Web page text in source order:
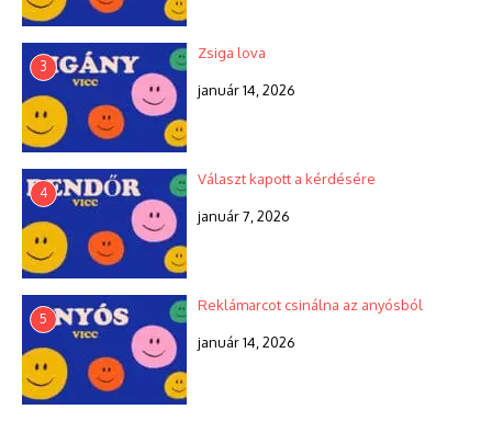
3
Zsiga lova
január 14, 2026
4
Választ kapott a kérdésére
január 7, 2026
5
Reklámarcot csinálna az anyósból
január 14, 2026